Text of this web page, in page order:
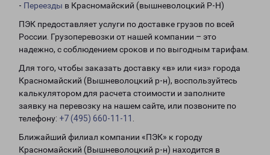
- Переезды в Красномайский (вышневолоцкий Р-Н)
ПЭК предоставляет услуги по доставке грузов по всей
России. Грузоперевозки от нашей компании – это
надежно, с соблюдением сроков и по выгодным тарифам.
Для того, чтобы заказать доставку «в» или «из» города
Красномайский (Вышневолоцкий р-н), воспользуйтесь
калькулятором для расчета стоимости и заполните
заявку на перевозку на нашем сайте, или позвоните по
телефону: +7 (495) 660-11-11
Ближайший филиал компании «ПЭК» к городу
Красномайский (Вышневолоцкий р-н) находится в